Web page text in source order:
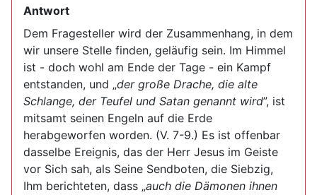
Antwort
Dem Fragesteller wird der Zusammenhang, in dem
wir unsere Stelle finden, geläufig sein. Im Himmel
ist - doch wohl am Ende der Tage - ein Kampf
entstanden, und „der große Drache, die alte
Schlange, der Teufel und Satan genannt wird”, ist
mitsamt seinen Engeln auf die Erde
herabgeworfen worden. (V. 7-9.) Es ist offenbar
dasselbe Ereignis, das der Herr Jesus im Geiste
vor Sich sah, als Seine Sendboten, die Siebzig,
Ihm berichteten, dass „auch die Dämonen ihnen